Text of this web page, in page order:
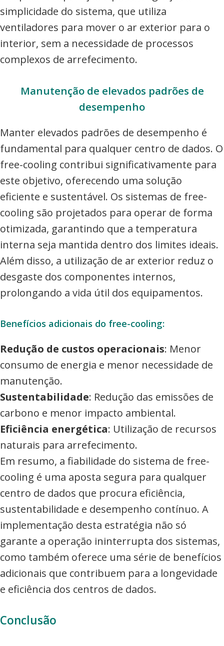
simplicidade do sistema, que utiliza
ventiladores para mover o ar exterior para o
interior, sem a necessidade de processos
complexos de arrefecimento.
Manutenção de elevados padrões de
desempenho
Manter elevados padrões de desempenho é
fundamental para qualquer centro de dados. O
free-cooling contribui significativamente para
este objetivo, oferecendo uma solução
eficiente e sustentável. Os sistemas de free-
cooling são projetados para operar de forma
otimizada, garantindo que a temperatura
interna seja mantida dentro dos limites ideais.
Além disso, a utilização de ar exterior reduz o
desgaste dos componentes internos,
prolongando a vida útil dos equipamentos.
Benefícios adicionais do free-cooling:
Redução de custos operacionais: Menor
consumo de energia e menor necessidade de
manutenção.
Sustentabilidade: Redução das emissões de
carbono e menor impacto ambiental.
Eficiência energética: Utilização de recursos
naturais para arrefecimento.
Em resumo, a fiabilidade do sistema de free-
cooling é uma aposta segura para qualquer
centro de dados que procura eficiência,
sustentabilidade e desempenho contínuo. A
implementação desta estratégia não só
garante a operação ininterrupta dos sistemas,
como também oferece uma série de benefícios
adicionais que contribuem para a longevidade
e eficiência dos centros de dados.
Conclusão